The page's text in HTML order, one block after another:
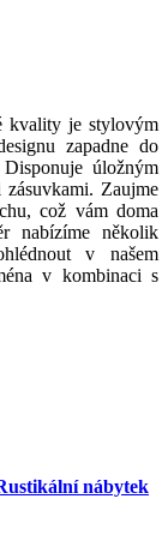
kvality je stylovým
zapadne do
úložným
Zaujme
což vám doma
nabízíme několik
v našem
v kombinaci s
nábytek